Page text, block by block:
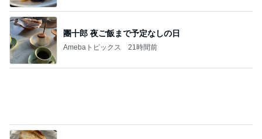
團十郎 夜ご飯まで予定なしの日
Amebaトピックス 21時間前